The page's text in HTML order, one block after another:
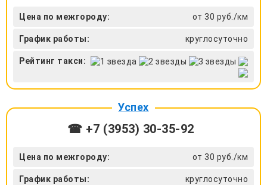
Цена по межгороду: от 30 руб./км
График работы: круглосуточно
Рейтинг такси:
Успех
☎ +7 (3953) 30-35-92
Цена по межгороду: от 30 руб./км
График работы: круглосуточно